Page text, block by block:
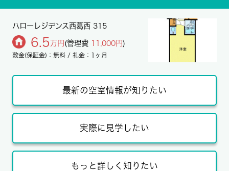
ハローレジデンス西葛西 315
6.5 万円 (管理費 11,000円)
敷金(保証金)：無料 / 礼金：1ヶ月
最新の空室情報が知りたい
実際に見学したい
もっと詳しく知りたい